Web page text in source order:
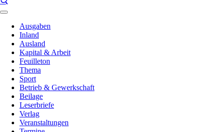
Ausgaben
Inland
Ausland
Kapital & Arbeit
Feuilleton
Thema
Sport
Betrieb & Gewerkschaft
Beilage
Leserbriefe
Verlag
Veranstaltungen